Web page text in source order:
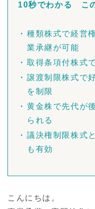
10秒でわかる こ
種類株式で経営
業承継が可能
取得条項付株式
譲渡制限株式で
を制限
黄金株で先代が
られる
議決権制限株式
も有効
こんにちは。